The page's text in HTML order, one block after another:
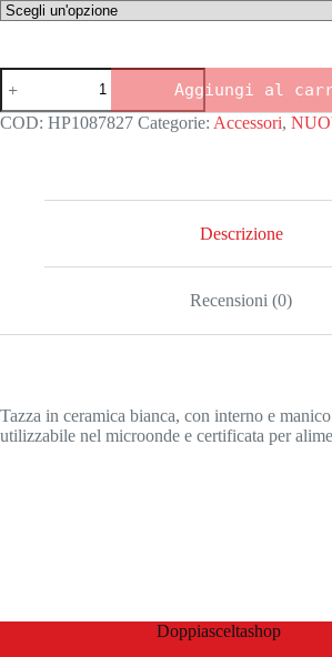
Tazza
bicolore
lettera
Y
Aggiungi al
COD: HP1087827 Categorie: Accessori,
Descrizione
Recensioni (0)
Tazza in ceramica bianca, con interno e
utilizzabile nel microonde e certificata per
Doppiasceltashop